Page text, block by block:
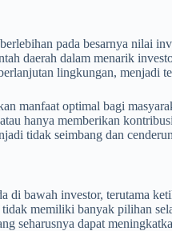
pada besarnya nilai
daerah dalam menarik
lingkungan, menjadi
manfaat optimal bagi
hanya memberikan
tidak seimbang dan
di bawah investor, terutama
memiliki banyak pilihan
seharusnya dapat